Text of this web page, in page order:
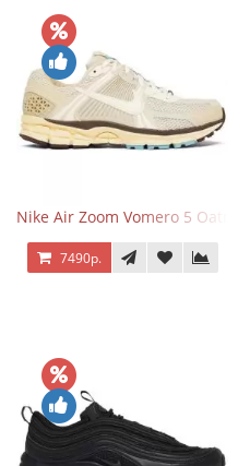
Nike Air Zoom Vomero 5 Oatmeal
7490р.